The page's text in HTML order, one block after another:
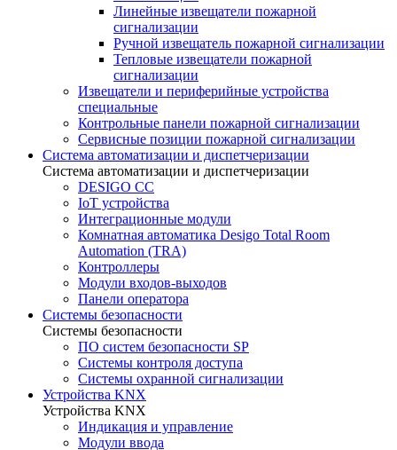
Линейные извещатели пожарной
сигнализации
Ручной извещатель пожарной сигнализации
Тепловые извещатели пожарной
сигнализации
Извещатели и периферийные устройства
специальные
Контрольные панели пожарной сигнализации
Сервисные позиции пожарной сигнализации
Система автоматизации и диспетчеризации
Система автоматизации и диспетчеризации
DESIGO CC
IoT устройства
Интеграционные модули
Комнатная автоматика Desigo Total Room
Automation (TRA)
Контроллеры
Модули входов-выходов
Панели оператора
Системы безопасности
Системы безопасности
ПО систем безопасности SP
Системы контроля доступа
Системы охранной сигнализации
Устройства KNX
Устройства KNX
Индикация и управление
Модули ввода